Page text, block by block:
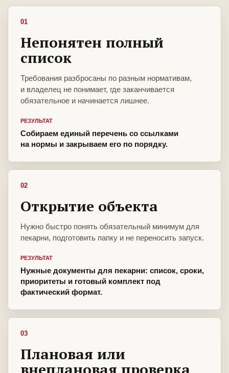
01
Непонятен полный
список
Требования разбросаны по разным нормативам,
и владелец не понимает, где заканчивается
обязательное и начинается лишнее.
РЕЗУЛЬТАТ
Собираем единый перечень со ссылками
на нормы и закрываем его по порядку.
02
Открытие объекта
Нужно быстро понять обязательный минимум для
пекарни, подготовить папку и не переносить запуск.
РЕЗУЛЬТАТ
Нужные документы для пекарни: список, сроки,
приоритеты и готовый комплект под
фактический формат.
03
Плановая или
внеплановая проверка